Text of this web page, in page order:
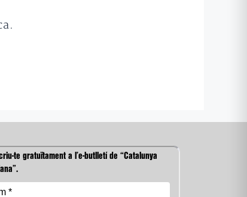
te gratuïtament a l’e-butlletí de “Catalunya